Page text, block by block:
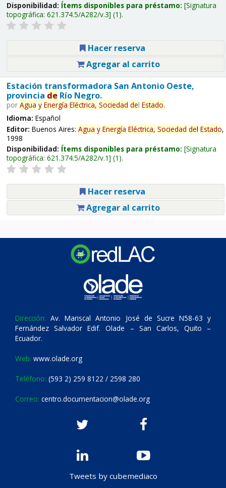
Disponibilidad: Ítems disponibles para préstamo: Signatura
topográfica: 621.374.5/A282/v.3 (1).
Hacer reserva
Agregar al carrito
Estación transformadora San Antonio Oeste,
provincia deRío Negro.
por Agua y Energía Eléctrica, Sociedad del Estado.
Idioma: Español
Editor: Buenos Aires: Agua y Energía Eléctrica, Sociedad del Estado,
1998
Disponibilidad: Ítems disponibles para préstamo: Signatura
topográfica: 621.374.5/A282/v.1 (1).
Hacer reserva
Agregar al carrito
Dirección: Av. Mariscal Antonio José de Sucre N58-63 y
Fernández Salvador Edif. Olade – San Carlos, Quito –
Ecuador.
Web: www.olade.org
Teléfono: (593 2) 259 8122 / 2598 280
Correo: centro.documentacion@olade.org
Tweets by cubemediaco